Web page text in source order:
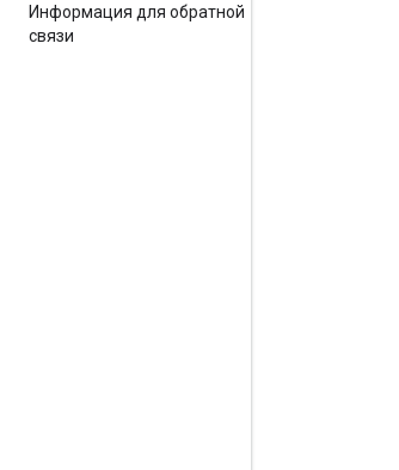
Информация для обратной
связи